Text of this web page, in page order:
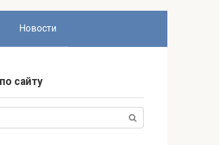
Новости
сайту